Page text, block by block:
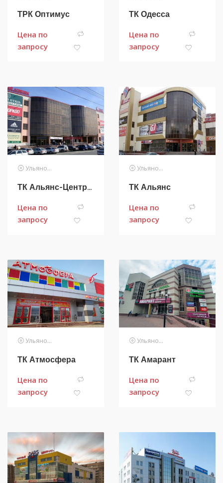
ТРК Оптимус
Цена по
запросу
ТК Одесса
Цена по
запросу
Ульяновск
ТК Альянс-Центральный
Цена по
запросу
Ульяновск
ТК Альянс
Цена по
запросу
Ульяновск
ТК Атмосфера
Цена по
запросу
Ульяновск
ТК Амарант
Цена по
запросу